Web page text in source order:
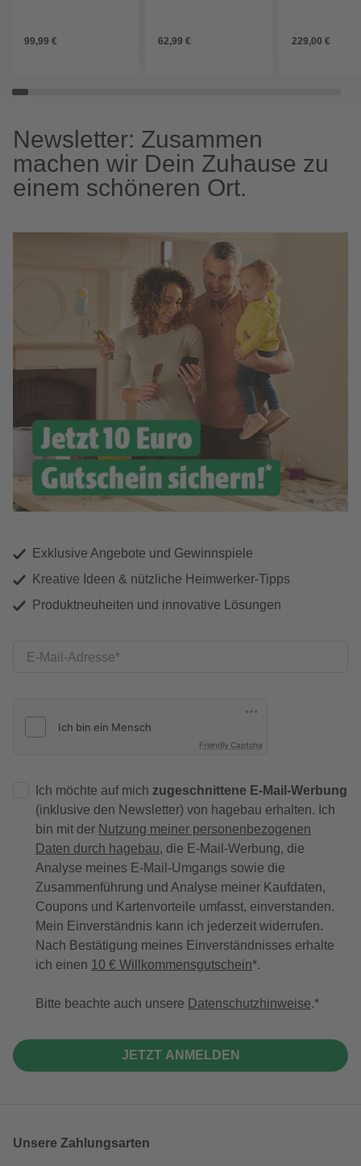
99,99 € 62,99 € 229,00 €
Newsletter: Zusammen
machen wir Dein Zuhause zu
einem schöneren Ort.
Exklusive Angebote und Gewinnspiele
Kreative Ideen & nützliche Heimwerker-Tipps
Produktneuheiten und innovative Lösungen
E-Mail-Adresse
Friendly Captcha
Ich möchte auf mich zugeschnittene E-Mail-Werbung
(inklusive den Newsletter) von hagebau erhalten. Ich
bin mit der Nutzung meiner personenbezogenen
Daten durch hagebau, die E-Mail-Werbung, die
Analyse meines E-Mail-Umgangs sowie die
Zusammenführung und Analyse meiner Kaufdaten,
Coupons und Kartenvorteile umfasst, einverstanden.
Mein Einverständnis kann ich jederzeit widerrufen.
Nach Bestätigung meines Einverständnisses erhalte
ich einen 10 € Willkommensgutschein*.
Bitte beachte auch unsere Datenschutzhinweise.
JETZT ANMELDEN
Unsere Zahlungsarten